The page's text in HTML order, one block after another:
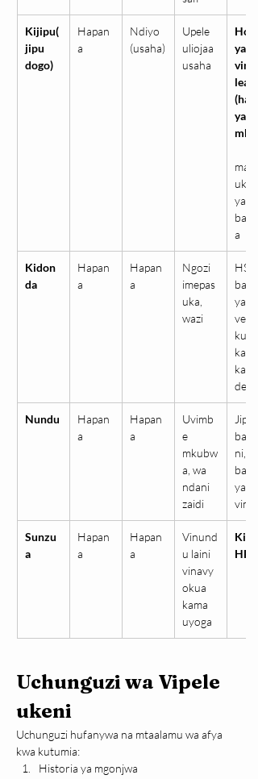
Kijipu(
jipu
dogo)
Hapan
a
Ndiyo
(usaha)
Upele
uliojaa
usaha
ya
lea
ya
ukizi
ya
a
Kidon
da
Hapan
a
Hapan
a
Ngozi
imepas
uka,
wazi
HSV
ya
ka,
de
Nundu
Hapan
a
Hapan
a
Uvimb
e
mkubw
a, wa
ndani
zaidi
Jipu
ni,
ya
vimbe
Sunzu
a
Hapan
a
Hapan
a
Vinund
u laini
vinavy
okua
kama
uyoga
HPV
Uchunguzi wa Vipele
ukeni
Uchunguzi hufanywa na mtaalamu wa afya
kwa kutumia:
Historia ya mgonjwa